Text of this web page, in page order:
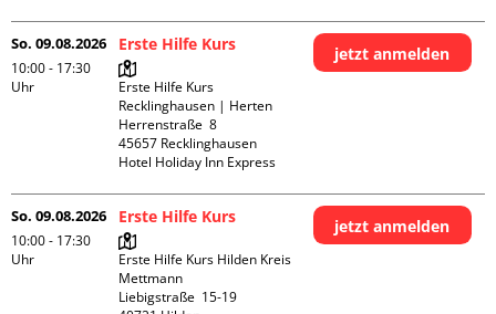
So. 09.08.2026
10:00 - 17:30
Uhr
Erste Hilfe Kurs
Erste Hilfe Kurs
Recklinghausen | Herten
Herrenstraße  8
45657 Recklinghausen
Hotel Holiday Inn Express
jetzt anmelden
So. 09.08.2026
10:00 - 17:30
Uhr
Erste Hilfe Kurs
Erste Hilfe Kurs Hilden Kreis
Mettmann
Liebigstraße  15-19
jetzt anmelden